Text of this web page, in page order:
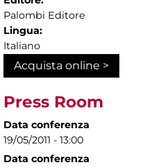
Palombi Editore
Lingua:
Italiano
Acquista online >
Press Room
Data conferenza
19/05/2011 - 13:00
Data conferenza